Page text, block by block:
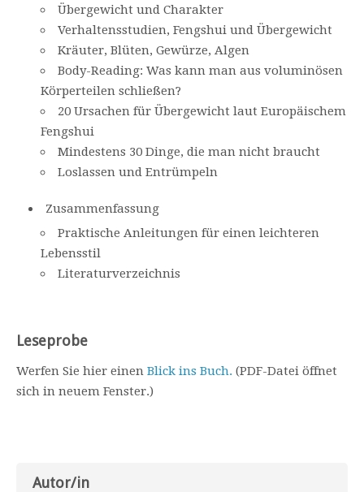
Übergewicht und Charakter
Verhaltensstudien, Fengshui und Übergewicht
Kräuter, Blüten, Gewürze, Algen
Body-Reading: Was kann man aus voluminösen
Körperteilen schließen?
20 Ursachen für Übergewicht laut Europäischem
Fengshui
Mindestens 30 Dinge, die man nicht braucht
Loslassen und Entrümpeln
Zusammenfassung
Praktische Anleitungen für einen leichteren
Lebensstil
Literaturverzeichnis
Leseprobe
Werfen Sie hier einen Blick ins Buch. (PDF-Datei öffnet
sich in neuem Fenster.)
Autor/in